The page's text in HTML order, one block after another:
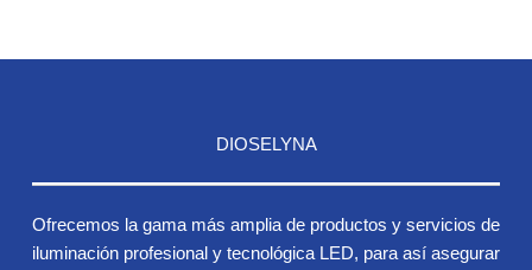
DIOSELYNA
Ofrecemos la gama más amplia de productos y servicios de
iluminación profesional y tecnológica LED, para así asegurar